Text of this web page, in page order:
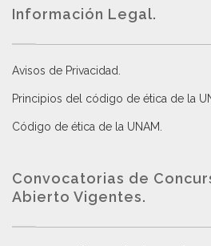
Información Legal.
Avisos de Privacidad
Principios del código de ética de la
Código de ética de la UNAM
Convocatorias de
Abierto Vigentes.